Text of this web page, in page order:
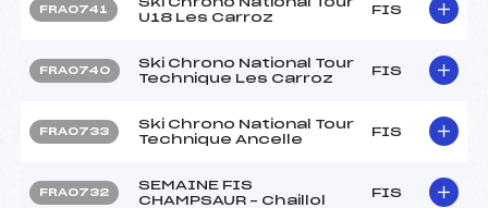
FRA0741
U18 Les Carroz
FIS
FRA0740
Ski Chrono National Tour
Technique Les Carroz
FIS
FRA0733
Ski Chrono National Tour
Technique Ancelle
FIS
FRA0732
SEMAINE FIS
CHAMPSAUR – Chaillol
FIS